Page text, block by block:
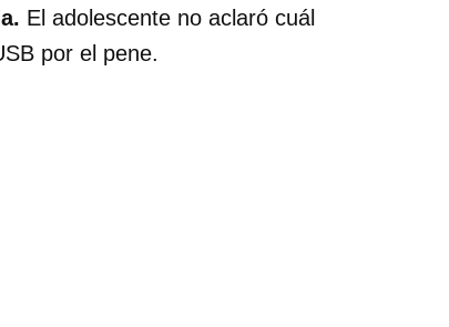
El adolescente no aclaró cuál
por el pene.